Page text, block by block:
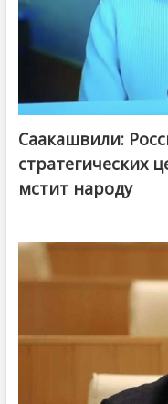
Саакашвили:
стратегических
мстит народу